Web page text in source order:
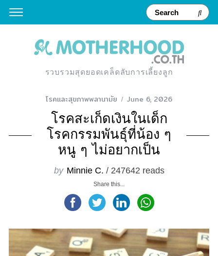
รวบรวมสุดยอดเคล็ดลับการเลี้ยงลูก
โรคและสุขภาพพลานามัย June 6, 2026
โรคสะเก็ดเงินในเด็ก
โรคกรรมพันธุ์ที่น้อง ๆ
หนู ๆ ไม่อยากเป็น
by Minnie C. / 247642 reads
Share this...